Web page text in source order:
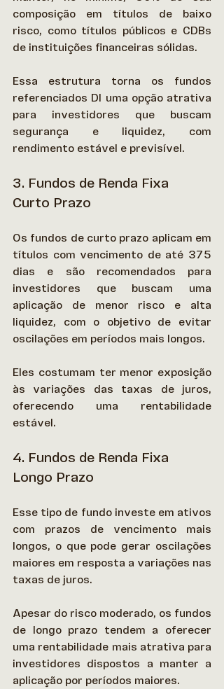
composição em títulos de baixo
risco, como títulos públicos e CDBs
de instituições financeiras sólidas.
Essa estrutura torna os fundos
referenciados DI uma opção atrativa
para investidores que buscam
segurança e liquidez, com
rendimento estável e previsível.
3. Fundos de Renda Fixa
Curto Prazo
Os fundos de curto prazo aplicam em
títulos com vencimento de até 375
dias e são recomendados para
investidores que buscam uma
aplicação de menor risco e alta
liquidez, com o objetivo de evitar
oscilações em períodos mais longos.
Eles costumam ter menor exposição
às variações das taxas de juros,
oferecendo uma rentabilidade
estável.
4. Fundos de Renda Fixa
Longo Prazo
Esse tipo de fundo investe em ativos
com prazos de vencimento mais
longos, o que pode gerar oscilações
maiores em resposta a variações nas
taxas de juros.
Apesar do risco moderado, os fundos
de longo prazo tendem a oferecer
uma rentabilidade mais atrativa para
investidores dispostos a manter a
aplicação por períodos maiores.